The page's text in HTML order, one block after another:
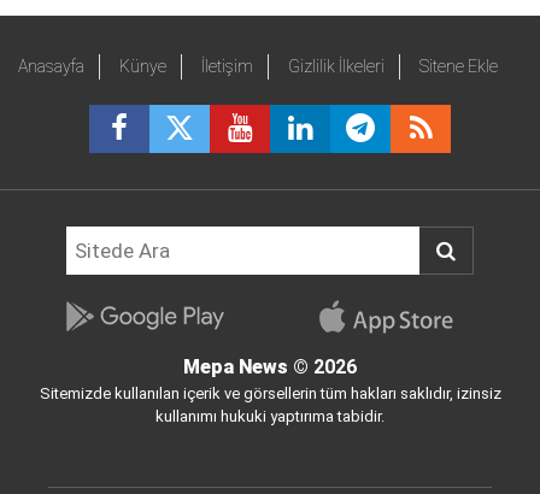
Anasayfa Künye İletişim Gizlilik İlkeleri Sitene Ekle
Mepa News © 2026
Sitemizde kullanılan içerik ve görsellerin tüm hakları saklıdır, izinsiz
kullanımı hukuki yaptırıma tabidir.